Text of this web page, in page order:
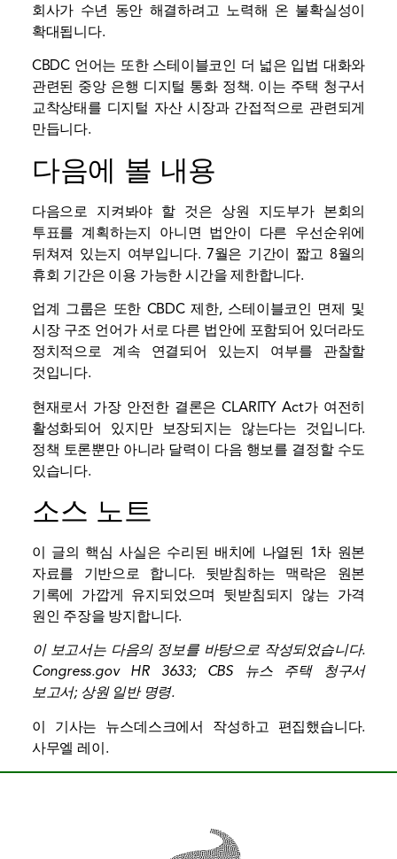
회사가 수년 동안 해결하려고 노력해 온 불확실성이
확대됩니다.
CBDC 언어는 또한 스테이블코인 더 넓은 입법 대화와
관련된 중앙 은행 디지털 통화 정책. 이는 주택 청구서
교착상태를 디지털 자산 시장과 간접적으로 관련되게
만듭니다.
다음에 볼 내용
다음으로 지켜봐야 할 것은 상원 지도부가 본회의
투표를 계획하는지 아니면 법안이 다른 우선순위에
뒤쳐져 있는지 여부입니다. 7월은 기간이 짧고 8월의
휴회 기간은 이용 가능한 시간을 제한합니다.
업계 그룹은 또한 CBDC 제한, 스테이블코인 면제 및
시장 구조 언어가 서로 다른 법안에 포함되어 있더라도
정치적으로 계속 연결되어 있는지 여부를 관찰할
것입니다.
현재로서 가장 안전한 결론은 CLARITY Act가 여전히
활성화되어 있지만 보장되지는 않는다는 것입니다.
정책 토론뿐만 아니라 달력이 다음 행보를 결정할 수도
있습니다.
소스 노트
이 글의 핵심 사실은 수리된 배치에 나열된 1차 원본
자료를 기반으로 합니다. 뒷받침하는 맥락은 원본
기록에 가깝게 유지되었으며 뒷받침되지 않는 가격
원인 주장을 방지합니다.
이 보고서는 다음의 정보를 바탕으로 작성되었습니다.
Congress.gov HR 3633; CBS 뉴스 주택 청구서
보고서; 상원 일반 명령.
이 기사는 뉴스데스크에서 작성하고 편집했습니다.
사무엘 레이.